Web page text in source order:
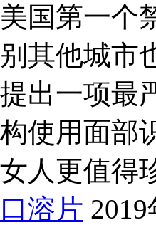
美国第一个
别其他城市
提出一项最
构使用面部
女人更值得
口溶片